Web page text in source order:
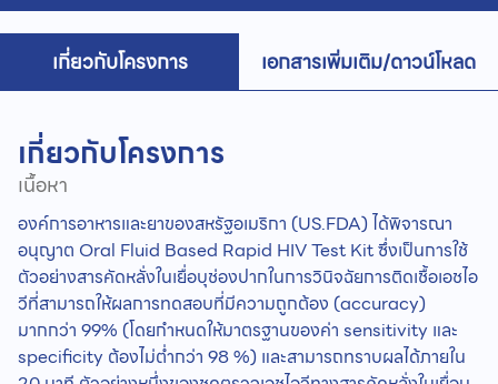
เกี่ยวกับโครงการ เอกสารเพิ่มเติม/ดาวน์โหลด
เกี่ยวกับโครงการ
เนื้อหา
องค์การอาหารและยาของสหรัฐอเมริกา (US.FDA) ได้พิจารณา
อนุญาต Oral Fluid Based Rapid HIV Test Kit ซึ่งเป็นการใช้
ตัวอย่างสารคัดหลั่งในเยื่อบุช่องปากในการวินิจฉัยการติดเชื้อเอชไอ
วีที่สามารถให้ผลการทดสอบที่มีความถูกต้อง (accuracy)
มากกว่า 99% (โดยกำหนดให้มาตรฐานของค่า sensitivity และ
specificity ต้องไม่ต่ำกว่า 98 %) และสามารถทราบผลได้ภายใน